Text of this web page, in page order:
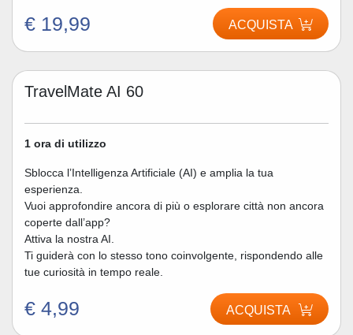
€ 19,99 ACQUISTA
TravelMate AI 60
1 ora di utilizzo
Sblocca l’Intelligenza Artificiale (AI) e amplia la tua
esperienza.
Vuoi approfondire ancora di più o esplorare città non ancora
coperte dall’app?
Attiva la nostra AI.
Ti guiderà con lo stesso tono coinvolgente, rispondendo alle
tue curiosità in tempo reale.
€ 4,99 ACQUISTA